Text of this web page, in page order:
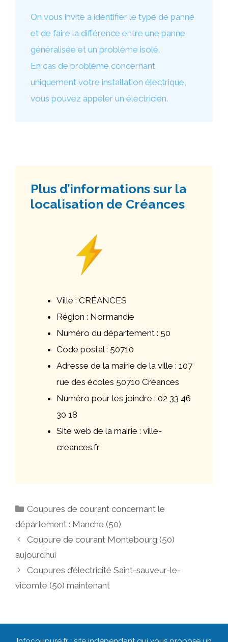
On vous invite à identifier le type de panne
et de faire la différence entre une panne
généralisée et un problème isolé.
En cas de problème concernant
uniquement votre installation électrique,
vous pouvez appeler un électricien.
Plus d’informations sur la
localisation de Créances
Ville : CRÉANCES
Région : Normandie
Numéro du département : 50
Code postal : 50710
Adresse de la mairie de la ville : 107
rue des écoles 50710 Créances
Numéro pour les joindre : 02 33 46
30 18
Site web de la mairie : ville-
creances.fr
Catégories
Coupures de courant concernant le
département : Manche (50)
Navigation
des
articles
Coupure de courant Montebourg (50)
aujourd’hui
Coupures d’électricité Saint-sauveur-le-
vicomte (50) maintenant